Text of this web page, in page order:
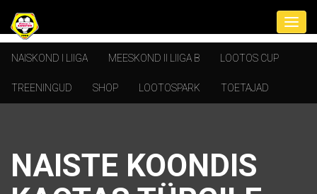
NAISKOND I LIIGA MEESKOND II LIIGA B LOOTOS CUP
TREENINGUD SHOP LOOTOSPARK TOETAJAD
NAISTE KOONDIS